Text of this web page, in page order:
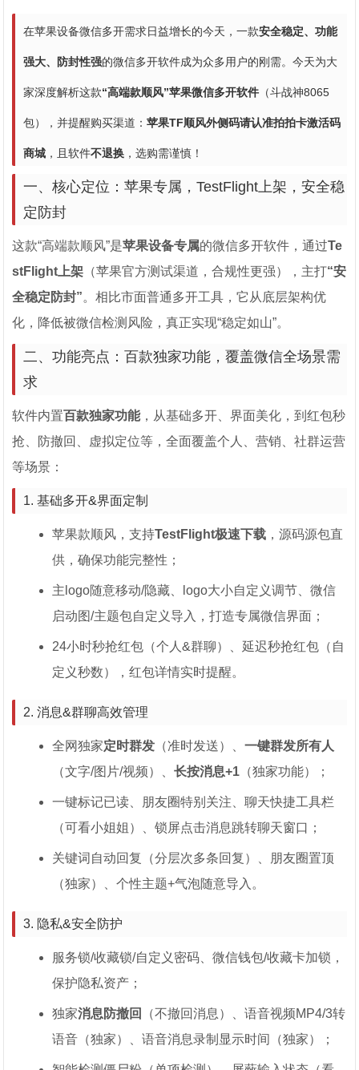
在苹果设备微信多开需求日益增长的今天，一款安全稳定、功能
强大、防封性强的微信多开软件成为众多用户的刚需。今天为大
家深度解析这款“高端款顺风”苹果微信多开软件 （斗战神8065
包），并提醒购买渠道：苹果TF顺风外侧码请认准拍拍卡激活码
商城 ，且软件不退换 ，选购需谨慎！
一、核心定位：苹果专属，TestFlight上架，安全稳
定防封
这款“高端款顺风”是苹果设备专属的微信多开软件，通过Te
stFlight上架 （苹果官方测试渠道，合规性更强），主打“安
全稳定防封”。相比市面普通多开工具，它从底层架构优
化，降低被微信检测风险，真正实现“稳定如山”。
二、功能亮点：百款独家功能，覆盖微信全场景需
求
软件内置百款独家功能，从基础多开、界面美化，到红包秒
抢、防撤回、虚拟定位等，全面覆盖个人、营销、社群运营
等场景：
1. 基础多开&界面定制
苹果款顺风，支持TestFlight极速下载 ，源码源包直
供，确保功能完整性；
主logo随意移动/隐藏、logo大小自定义调节、微信
启动图/主题包自定义导入，打造专属微信界面；
24小时秒抢红包（个人&群聊）、延迟秒抢红包（自
定义秒数），红包详情实时提醒。
2. 消息&群聊高效管理
全网独家定时群发 （准时发送）、一键群发所有人
（文字/图片/视频）、长按消息+1 （独家功能）；
一键标记已读、朋友圈特别关注、聊天快捷工具栏
（可看小姐姐）、锁屏点击消息跳转聊天窗口；
关键词自动回复（分层次多条回复）、朋友圈置顶
（独家）、个性主题+气泡随意导入。
3. 隐私&安全防护
服务锁/收藏锁/自定义密码、微信钱包/收藏卡加锁，
保护隐私资产；
独家消息防撤回
（不撤回消息）、语音视频MP4/3转
语音（独家）、语音消息录制显示时间（独家）；